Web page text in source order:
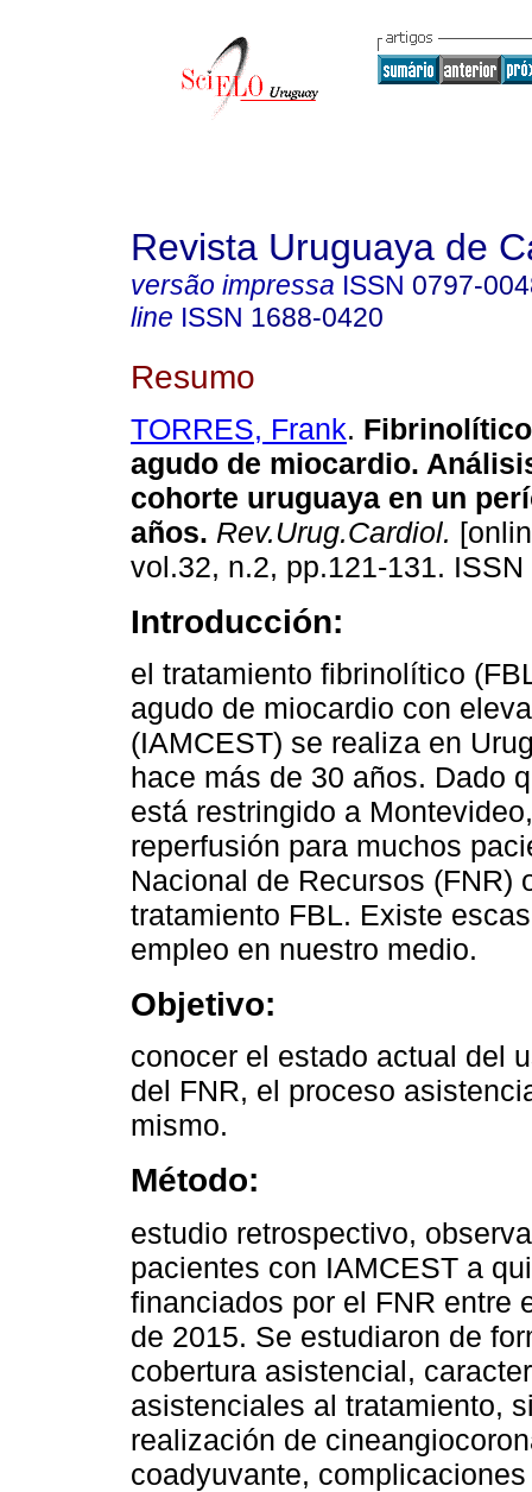
Revista Uruguaya de
versão impressa ISSN 0797-
line ISSN 1688-0420
Resumo
TORRES, Frank.
agudo de miocardio.
cohorte uruguaya en un
años. Rev.Urug.Cardiol.
vol.32, n.2, pp.121-131.
Introducción:
el tratamiento fibrinolítico
agudo de miocardio con
(IAMCEST) se realiza en
hace más de 30 años. Dado
está restringido a
reperfusión para muchos
Nacional de Recursos (FNR)
tratamiento FBL. Existe
empleo en nuestro medio.
Objetivo:
conocer el estado actual del
del FNR, el proceso
mismo.
Método:
estudio retrospectivo,
pacientes con IAMCEST a
financiados por el FNR entre
de 2015. Se estudiaron de
cobertura asistencial,
asistenciales al tratamiento,
realización de
coadyuvante,